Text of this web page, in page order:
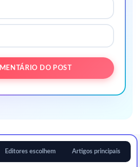
Editores escolhem Artigos principais